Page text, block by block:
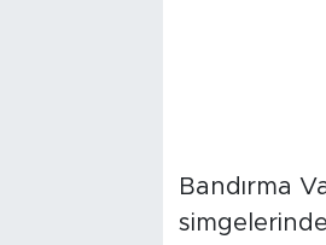
Bandırma